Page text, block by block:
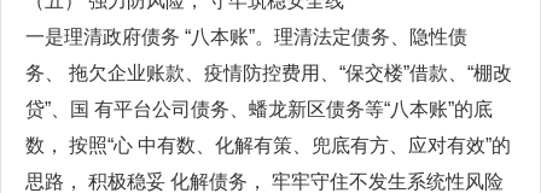
一是理清政府债务 “八本账”。理清法定债务、隐性债
务、 拖欠企业账款、疫情防控费用、“保交楼”借款、“棚改
贷”、国 有平台公司债务、蟠龙新区债务等“八本账”的底
数， 按照“心 中有数、化解有策、兜底有方、应对有效”的
思路， 积极稳妥 化解债务， 牢牢守住不发生系统性风险